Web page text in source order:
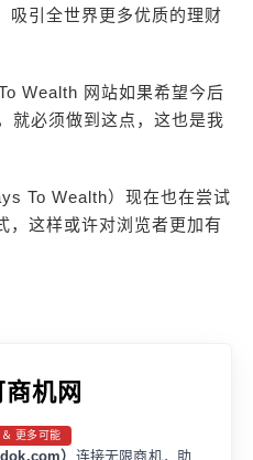
吸引全世界更多优质的理财
Wealth 网站如果希望今后
就必须做到这点，这也是我
To Wealth）现在也在尝试
，这样或许对浏览者更加有
机网
更多可能
） 连接无限商机，助